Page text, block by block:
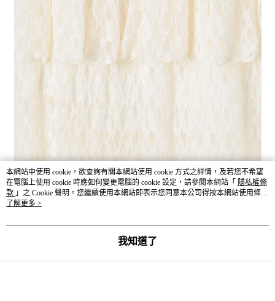
本網站中使用 cookie，欲查詢有關本網站使用 cookie 方式之詳情，及若您不希望
在電腦上使用 cookie 時應如何變更電腦的 cookie 設定，請參閱本網站「 隱私權條
款 」之 Cookie 聲明。您繼續使用本網站即表示您同意本公司得按本網站使用條款
之 Cookie 聲明使用 cookie。
了解更多 >
我知道了